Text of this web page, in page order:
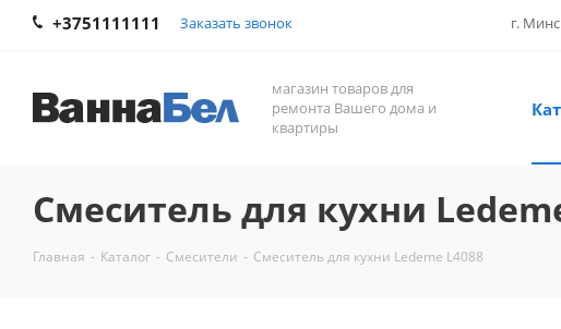
+3751111111 Заказать звонок г.
магазин товаров для
ремонта Вашего дома и
квартиры
Смеситель для кухни
Главная - Каталог - Смесители - Смеситель для кухни Ledeme L4088